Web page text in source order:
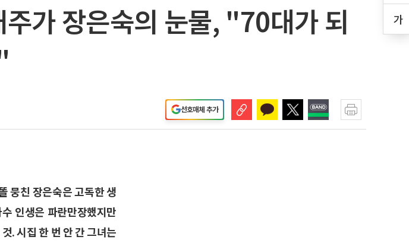
가
가 장은숙의 눈물, "70대가 되
선호매체 추가
뭉친 장은숙은 고독한 생
인생은 파란만장했지만
. 시집 한 번 안 간 그녀는